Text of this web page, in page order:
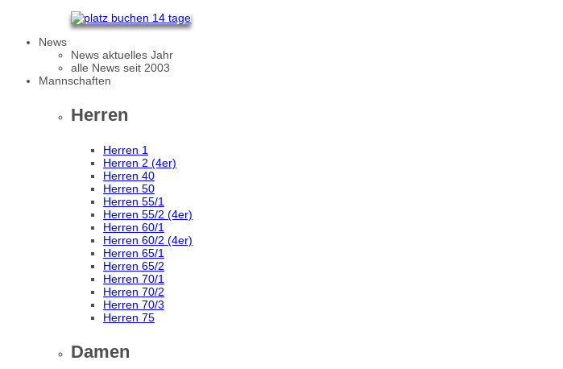
News
News aktuelles Jahr
alle News seit 2003
Mannschaften
Herren
Herren 1
Herren 2 (4er)
Herren 40
Herren 50
Herren 55/1
Herren 55/2 (4er)
Herren 60/1
Herren 60/2 (4er)
Herren 65/1
Herren 65/2
Herren 70/1
Herren 70/2
Herren 70/3
Herren 75
Damen